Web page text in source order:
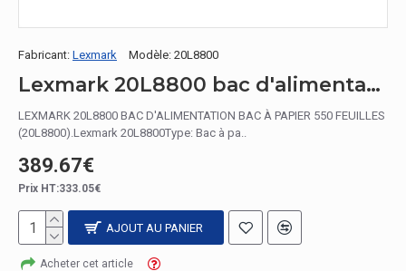
Fabricant: Lexmark Modèle: 20L8800
Lexmark 20L8800 bac d'alimentation Bac à papier 550 feuilles
LEXMARK 20L8800 BAC D'ALIMENTATION BAC À PAPIER 550 FEUILLES
(20L8800).Lexmark 20L8800Type: Bac à pa..
389.67€
Prix HT:333.05€
AJOUT AU PANIER
Acheter cet article